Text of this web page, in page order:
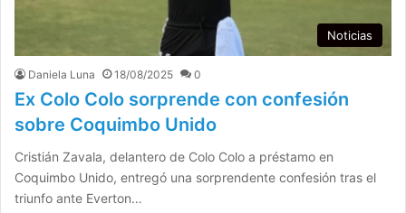
Noticias
Daniela Luna 18/08/2025 0
Ex Colo Colo sorprende con confesión
sobre Coquimbo Unido
Cristián Zavala, delantero de Colo Colo a préstamo en
Coquimbo Unido, entregó una sorprendente confesión tras el
triunfo ante Everton…